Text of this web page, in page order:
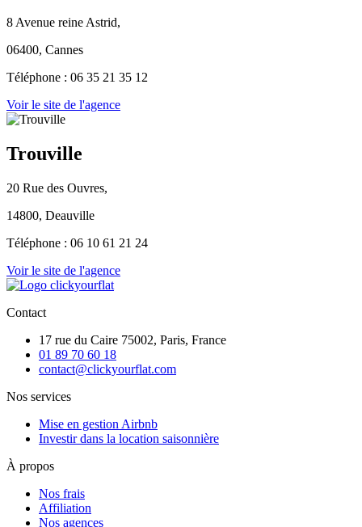
8 Avenue reine Astrid,
06400, Cannes
Téléphone : 06 35 21 35 12
Voir le site de l'agence
Trouville
20 Rue des Ouvres,
14800, Deauville
Téléphone : 06 10 61 21 24
Voir le site de l'agence
Contact
17 rue du Caire 75002, Paris, France
01 89 70 60 18
contact@clickyourflat.com
Nos services
Mise en gestion Airbnb
Investir dans la location saisonnière
À propos
Nos frais
Affiliation
Nos agences